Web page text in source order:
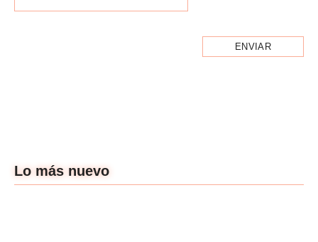
Lo más nuevo